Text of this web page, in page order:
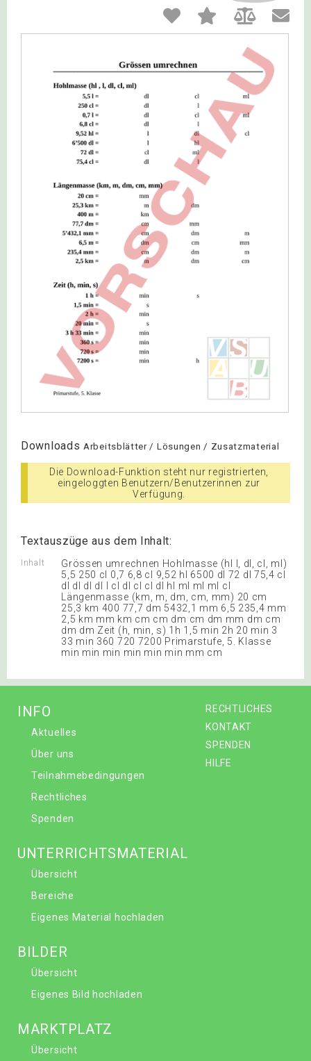
Downloads Arbeitsblätter / Lösungen / Zusatzmaterial
Die Download-Funktion steht nur registrierten,
eingeloggten Benutzern/Benutzerinnen zur
Verfügung.
Textauszüge aus dem Inhalt:
Inhalt
Grössen umrechnen Hohlmasse (hl l, dl, cl, ml)
5,5 250 cl 0,7 6,8 cl 9,52 hl 6500 dl 72 dl 75,4 cl
dl dl dl dl l cl dl cl cl dl hl ml ml ml cl
Längenmasse (km, m, dm, cm, mm) 20 cm
25,3 km 400 77,7 dm 5432,1 mm 6,5 235,4 mm
2,5 km mm km cm cm dm cm dm mm dm cm
dm dm Zeit (h, min, s) 1h 1,5 min 2h 20 min 3
33 min 360 720 7200 Primarstufe, 5. Klasse
min min min min min min mm cm
RECHTLICHES
KONTAKT
SPENDEN
HILFE
INFO
Aktuelles
Über uns
Teilnahmebedingungen
Rechtliches
Spenden
UNTERRICHTSMATERIAL
Übersicht
Bereiche
Eigenes Material hochladen
BILDER
Übersicht
Eigenes Bild hochladen
MARKTPLATZ
Übersicht